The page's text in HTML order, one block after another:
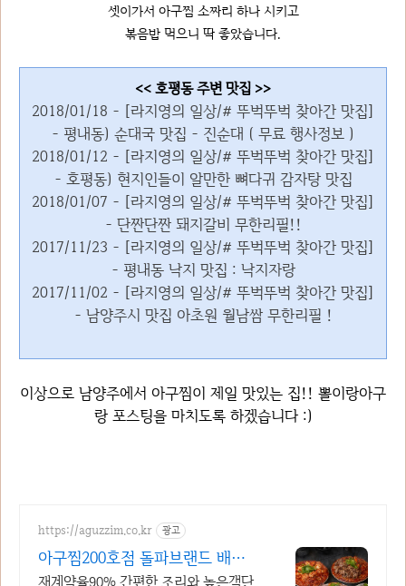
셋이가서 아구찜 소짜리 하나 시키고
볶음밥 먹으니 딱 좋았습니다.
<< 호평동 주변 맛집 >>
2018/01/18 - [라지영의 일상/# 뚜벅뚜벅 찾아간 맛집]
- 평내동) 순대국 맛집 - 진순대 ( 무료 행사정보 )
2018/01/12 - [라지영의 일상/# 뚜벅뚜벅 찾아간 맛집]
- 호평동) 현지인들이 알만한 뼈다귀 감자탕 맛집
2018/01/07 - [라지영의 일상/# 뚜벅뚜벅 찾아간 맛집]
- 단짠단짠 돼지갈비 무한리필!!
2017/11/23 - [라지영의 일상/# 뚜벅뚜벅 찾아간 맛집]
- 평내동 낙지 맛집 : 낙지자랑
2017/11/02 - [라지영의 일상/# 뚜벅뚜벅 찾아간 맛집]
- 남양주시 맛집 아초원 월남쌈 무한리필 !
이상으로 남양주에서 아구찜이 제일 맛있는 집!! 뽈이랑아구
랑 포스팅을 마치도록 하겠습니다 :)
https://aguzzim.co.kr 광고
아구찜200호점 돌파브랜드 배민 2
000콜 유지
재계약율90% 간편한 조리와 높은객단